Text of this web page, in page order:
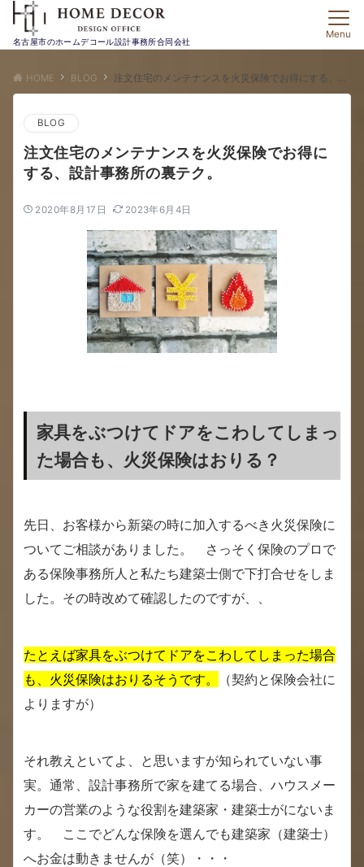
名古屋市のホームデコール設計事務所合同会社
Menu
HOME BLOG 注文住宅のメンテナンスを火災保険でお得にする、設計事務所の裏テク。
BLOG
注文住宅のメンテナンスを火災保険でお得に
する、設計事務所の裏テク。
2020年8月17日 2023年6月4日
家具をぶつけてドアをこわしてしまっ
た場合も、火災保険はおりる？
先日、お客様から新築の時に加入するべき火災保険に
ついてご相談がありました。 さっそく保険のプロで
ある保険事務所人と私たち建築士側で下打合せをしま
した。その時改めて確認したのですが、、
たとえば家具をぶつけてドアをこわしてしまった場合
も、火災保険はおりるそうです。
（契約と保険会社に
よりますが）
それ教えといてよ、と思いますが知られていない事
実。通常、設計事務所で家を建てる場合、ハウスメー
カーの営業のような役割を建築家・建築士がにないま
す。 ここでどんな保険を選んでも建築家（建築士）
へお金は動きませんが（笑）・・・